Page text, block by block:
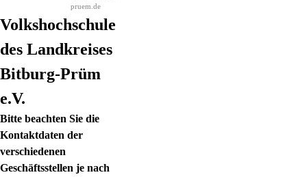
pruem.de
Volkshochschule
des Landkreises
Bitburg-Prüm
e.V.
Bitte beachten Sie die
Kontaktdaten der
verschiedenen
Geschäftsstellen je nach